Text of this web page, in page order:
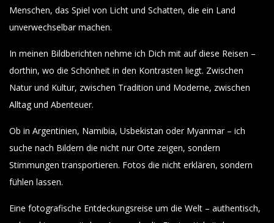
Menschen, das Spiel von Licht und Schatten, die ein Land
unverwechselbar machen.
In meinen Bildberichten nehme ich Dich mit auf diese Reisen –
dorthin, wo die Schönheit in den Kontrasten liegt. Zwischen
Natur und Kultur, zwischen Tradition und Moderne, zwischen
Alltag und Abenteuer.
Ob in Argentinien, Namibia, Usbekistan oder Myanmar – ich
suche nach Bildern die nicht nur Orte zeigen, sondern
Stimmungen transportieren. Fotos die nicht erklären, sondern
fühlen lassen.
Eine fotografische Entdeckungsreise um die Welt – authentisch,